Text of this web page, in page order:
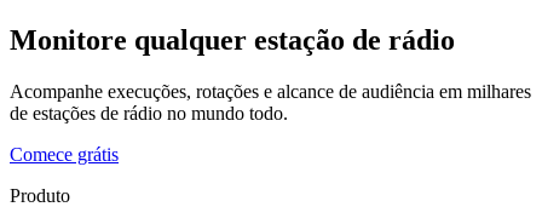
Monitore qualquer estação de rádio
Acompanhe execuções, rotações e alcance de audiência em milhares
de estações de rádio no mundo todo.
Comece grátis
Produto